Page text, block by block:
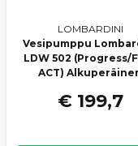
LOMBARDINI
Vesipumppu
LDW 502 (Progress/
ACT)
€ 199,7